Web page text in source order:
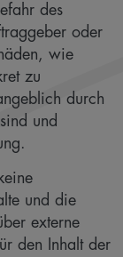
des
oder
wie
zu
durch
und
und die
externe
den Inhalt der